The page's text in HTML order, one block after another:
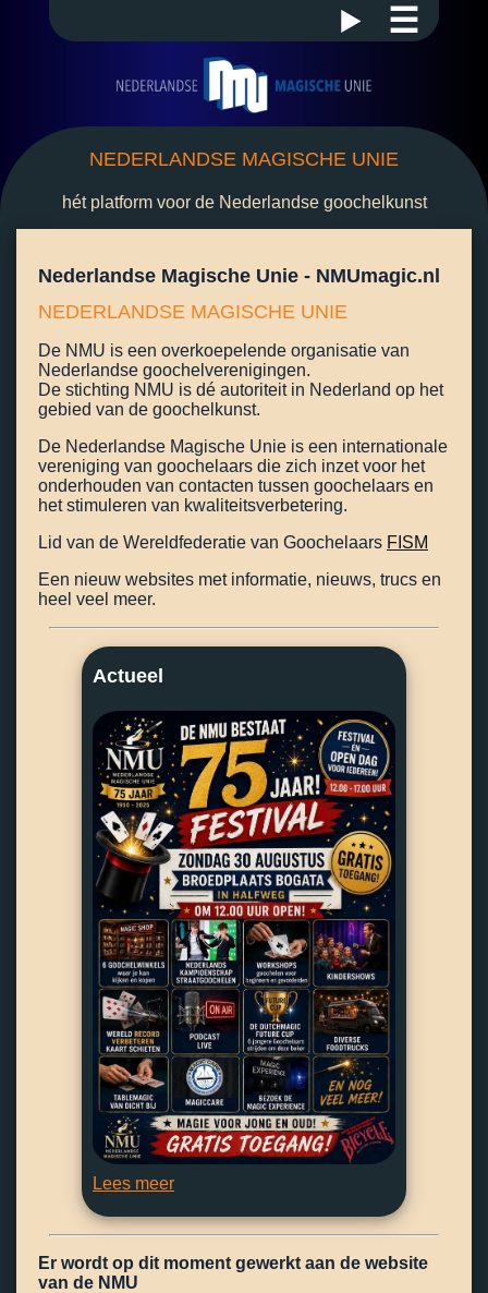
☰
NEDERLANDSE MAGISCHE UNIE
hét platform voor de Nederlandse goochelkunst
Nederlandse Magische Unie - NMUmagic.nl
NEDERLANDSE MAGISCHE UNIE
De NMU is een overkoepelende organisatie van
Nederlandse goochelverenigingen.
De stichting NMU is dé autoriteit in Nederland op het
gebied van de goochelkunst.
De Nederlandse Magische Unie is een internationale
vereniging van goochelaars die zich inzet voor het
onderhouden van contacten tussen goochelaars en
het stimuleren van kwaliteitsverbetering.
Lid van de Wereldfederatie van Goochelaars FISM
Een nieuw websites met informatie, nieuws, trucs en
heel veel meer.
Actueel
Lees meer
Er wordt op dit moment gewerkt aan de website
van de NMU